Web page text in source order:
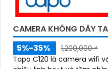
CAMERA KHÔNG DÂY
5%-35%
1,200,000 ₫
Tapo C120 là camera wifi